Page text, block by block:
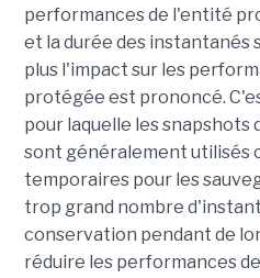
performances de l'entité
et la durée des
plus l'impact sur les
protégée est prononcé.
pour laquelle les snapshots
sont généralement utilisés
temporaires pour les
trop grand nombre
conservation pendant de
réduire les performances